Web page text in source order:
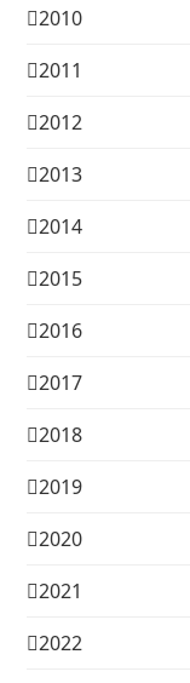
2010
2011
2012
2013
2014
2015
2016
2017
2018
2019
2020
2021
2022